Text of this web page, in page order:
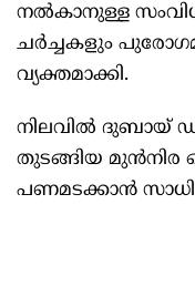
നല്‍കാനുള്ള
ചര്‍ച്ചകളും
വ്യക്തമാക്കി.
നിലവില്‍ ദുബായ്
തുടങ്ങിയ മുന്‍നിര
പണമടക്കാന്‍